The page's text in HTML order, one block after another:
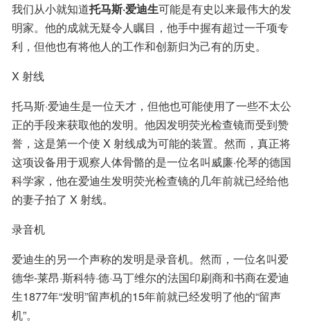
我们从小就知道托马斯·爱迪生可能是有史以来最伟大的发
明家。他的成就无疑令人瞩目，他手中握有超过一千项专
利，但他也有将他人的工作和创新归为己有的历史。
X 射线
托马斯·爱迪生是一位天才，但他也可能使用了一些不太公
正的手段来获取他的发明。他因发明荧光检查镜而受到赞
誉，这是第一个使 X 射线成为可能的装置。然而，真正将
这项设备用于观察人体骨骼的是一位名叫威廉·伦琴的德国
科学家，他在爱迪生发明荧光检查镜的几年前就已经给他
的妻子拍了 X 射线。
录音机
爱迪生的另一个声称的发明是录音机。然而，一位名叫爱
德华-莱昂·斯科特·德·马丁维尔的法国印刷商和书商在爱迪
生1877年“发明”留声机的15年前就已经发明了他的“留声
机”。